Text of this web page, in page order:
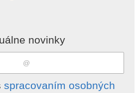
novinky
spracovaním osobných